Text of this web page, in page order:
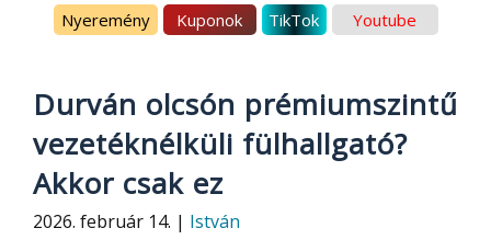
Nyeremény Kuponok TikTok Youtube
Durván olcsón prémiumszintű
vezetéknélküli fülhallgató?
Akkor csak ez
2026. február 14. | István